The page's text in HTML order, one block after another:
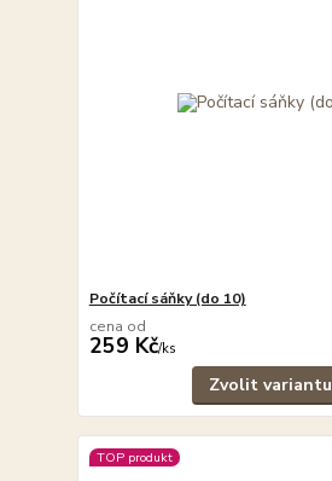
Počítací sáňky (do 10)
cena od
259 Kč/ks
Zvolit variantu
TOP produkt